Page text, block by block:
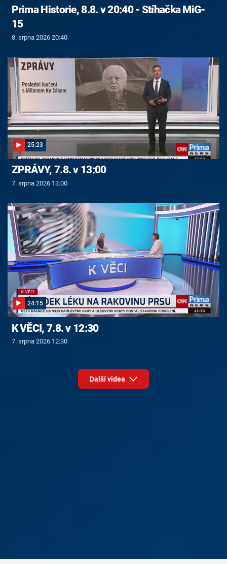
Prima Historie, 8.8. v 20:40 - Stíhačka MiG-
15
8. srpna 2026 20:40
25:23
ZPRÁVY, 7.8. v 13:00
7. srpna 2026 13:00
24:15
K VĚCI, 7.8. v 12:30
7. srpna 2026 12:30
Další videa